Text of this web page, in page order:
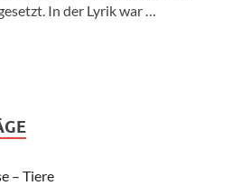
In der Lyrik war …
– Tiere